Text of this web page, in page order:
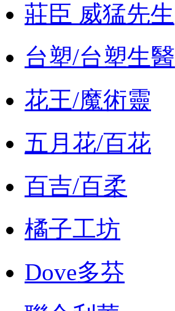
莊臣 威猛先生
台塑/台塑生醫
花王/魔術靈
五月花/百花
百吉/百柔
橘子工坊
Dove多芬